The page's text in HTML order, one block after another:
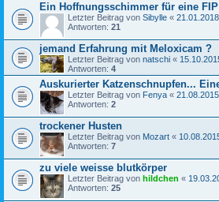
Ein Hoffnungsschimmer für eine
Letzter Beitrag von Sibylle «
Antworten: 21
jemand Erfahrung mit Meloxicam ?
Letzter Beitrag von natschi «
Antworten: 4
Auskurierter Katzenschnupfen...
Letzter Beitrag von Fenya «
Antworten: 2
trockener Husten
Letzter Beitrag von Mozart «
Antworten: 7
zu viele weisse blutkörper
Letzter Beitrag von hildchen «
Antworten: 25